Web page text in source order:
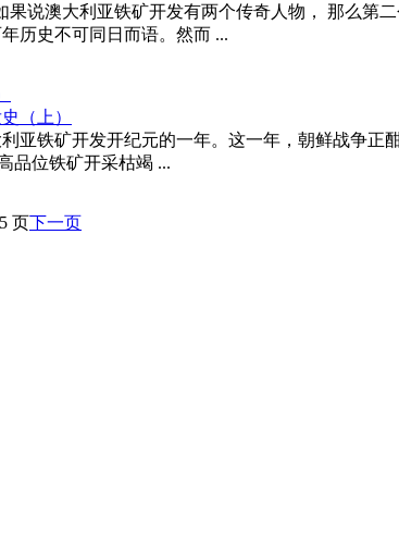
果说澳大利亚铁矿开发有两个传奇人物， 那么第
历史不可同日而语。然而 ...
铁矿开发开纪元的一年。这一年，朝鲜战争正
高品位铁矿开采枯竭 ...
页下一页